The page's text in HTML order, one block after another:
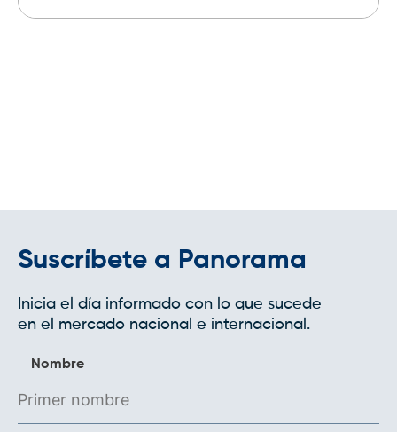
Suscríbete a Panorama
Inicia el día informado con lo que sucede
en el mercado nacional e internacional.
Nombre